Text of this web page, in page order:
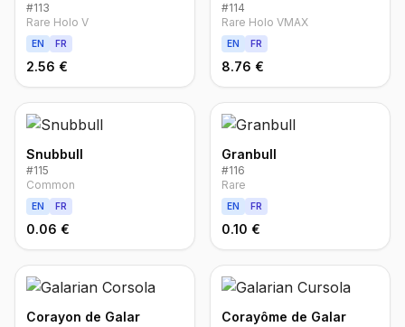
#113
Rare Holo V
EN FR
2.56 €
#114
Rare Holo VMAX
EN FR
8.76 €
Snubbull
#115
Common
EN FR
0.06 €
Granbull
#116
Rare
EN FR
0.10 €
Corayon de Galar Corayôme de Galar